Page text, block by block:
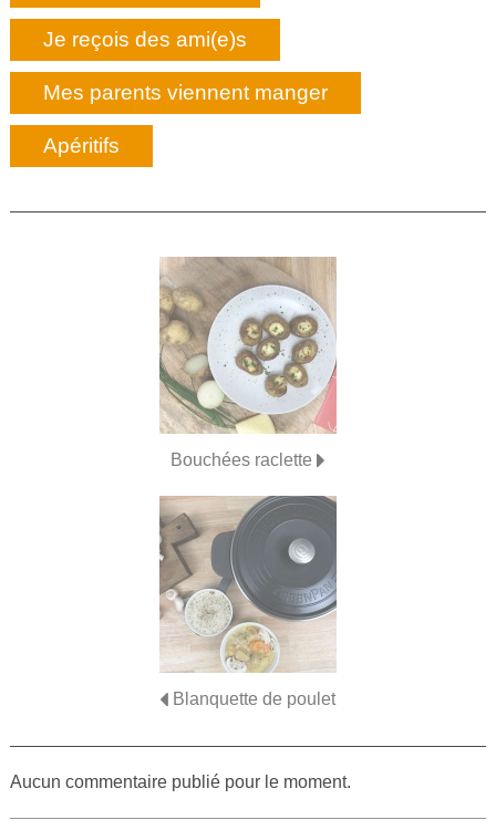
Je reçois des ami(e)s
Mes parents viennent manger
Apéritifs
Bouchées raclette
Blanquette de poulet
Aucun commentaire publié pour le moment.